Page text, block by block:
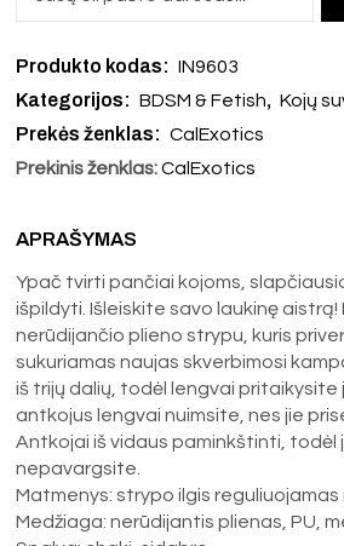
Produkto kodas: IN9603
Kategorijos: BDSM & Fetish, Kojų
Prekės ženklas: CalExotics
Prekinis ženklas: CalExotics
APRAŠYMAS
Ypač tvirti pančiai kojoms,
išpildyti. Išleiskite savo laukinę
nerūdijančio plieno strypu, kuris
sukuriamas naujas skverbimosi
iš trijų dalių, todėl lengvai pritaikysite
antkojus lengvai nuimsite, nes jie
Antkojai iš vidaus paminkštinti, todėl
nepavargsite.
Matmenys: strypo ilgis reguliuojamas
Medžiaga: nerūdijantis plienas, PU,